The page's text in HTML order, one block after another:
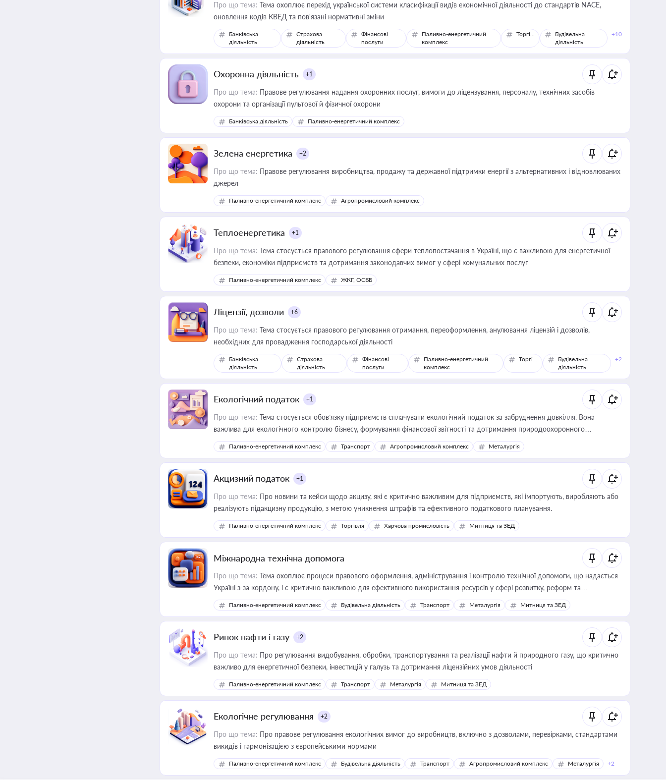
Про що тема: Тема охоплює перехід української системи класифікації видів економічної діяльності до стандартів NACE,
оновлення кодів КВЕД та пов'язані нормативні зміни
Банківська
діяльність
Страхова
діяльність
Фінансові
послуги
Паливно-енергетичний
комплекс
Торгівля
Будівельна
діяльність
+10
Охоронна діяльність +1
Про що тема: Правове регулювання надання охоронних послуг, вимоги до ліцензування, персоналу, технічних засобів
охорони та організації пультової й фізичної охорони
Банківська діяльність Паливно-енергетичний комплекс
Зелена енергетика +2
Про що тема: Правове регулювання виробництва, продажу та державної підтримки енергії з альтернативних і відновлюваних
джерел
Паливно-енергетичний комплекс Агропромисловий комплекс
Теплоенергетика +1
Про що тема: Тема стосується правового регулювання сфери теплопостачання в Україні, що є важливою для енергетичної
безпеки, економіки підприємств та дотримання законодавчих вимог у сфері комунальних послуг
Паливно-енергетичний комплекс ЖКГ, ОСББ
Ліцензії, дозволи +6
Про що тема: Тема стосується правового регулювання отримання, переоформлення, анулювання ліцензій і дозволів,
необхідних для провадження господарської діяльності
Банківська
діяльність
Страхова
діяльність
Фінансові
послуги
Паливно-енергетичний
комплекс
Торгівля
Будівельна
діяльність
+2
Екологічний податок +1
Про що тема: Тема стосується обов’язку підприємств сплачувати екологічний податок за забруднення довкілля. Вона
важлива для екологічного контролю бізнесу, формування фінансової звітності та дотримання природоохоронного
законодавства
Паливно-енергетичний комплекс Транспорт Агропромисловий комплекс Металургія
Акцизний податок +1
Про що тема: Про новини та кейси щодо акцизу, які є критично важливим для підприємств, які імпортують, виробляють або
реалізують підакцизну продукцію, з метою уникнення штрафів та ефективного податкового планування.
Паливно-енергетичний комплекс Торгівля Харчова промисловість Митниця та ЗЕД
Міжнародна технічна допомога
Про що тема: Тема охоплює процеси правового оформлення, адміністрування і контролю технічної допомоги, що надається
Україні з-за кордону, і є критично важливою для ефективного використання ресурсів у сфері розвитку, реформ та
інфраструктурних проєктів
Паливно-енергетичний комплекс Будівельна діяльність Транспорт Металургія Митниця та ЗЕД
Ринок нафти і газу +2
Про що тема: Про регулювання видобування, обробки, транспортування та реалізації нафти й природного газу, що критично
важливо для енергетичної безпеки, інвестицій у галузь та дотримання ліцензійних умов діяльності
Паливно-енергетичний комплекс Транспорт Металургія Митниця та ЗЕД
Екологічне регулювання +2
Про що тема: Про правове регулювання екологічних вимог до виробництв, включно з дозволами, перевірками, стандартами
викидів і гармонізацією з європейськими нормами
Паливно-енергетичний комплекс Будівельна діяльність Транспорт Агропромисловий комплекс Металургія +2